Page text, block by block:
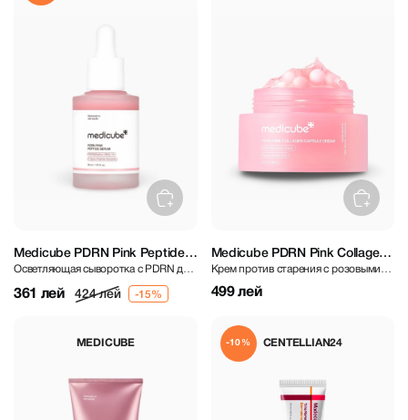
Medicube PDRN Pink Peptide
Serum Ampoule 30 ml
Осветляющая сыворотка с PDRN для
увлажнения и регенерации
361 лей 424 лей
Medicube PDRN Pink Collagen
Capsule Cream 55 g
Крем против старения с розовыми
коллагеновыми капсулами и PDRN
499 лей
MEDICUBE CENTELLIAN24
-10%